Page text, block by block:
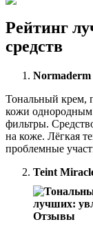
Рейтинг
средств
Normaderm
Тональный крем,
кожи однородным
фильтры.
на коже. Лёгкая
проблемные
Teint